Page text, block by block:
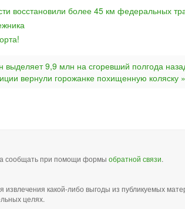
восстановили более 45 км федеральных
выделяет 9,9 млн на сгоревший полгода
вернули горожанке похищенную коляску »
сообщать при помощи формы обратной связи.
какой-либо выгоды из публикуемых
целях.